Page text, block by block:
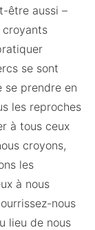
être aussi –
se sont
se prendre en
les reproches
à tous ceux
croyons,
les
à nous
nous
lieu de nous